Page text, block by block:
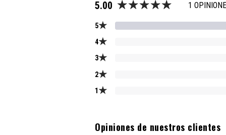
5.00 1
5★
4★
3★
2★
1★
Opiniones de nuestros clientes